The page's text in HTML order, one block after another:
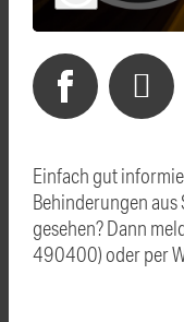
Einfach gut
Behinderungen aus
gesehen? Dann
490400) oder per